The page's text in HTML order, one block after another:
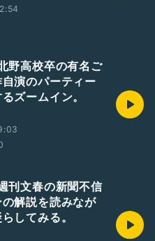
高校卒の有名ご
演のパーティー
ズームイン。
文春の新聞不信
解説を読みなが
してみる。